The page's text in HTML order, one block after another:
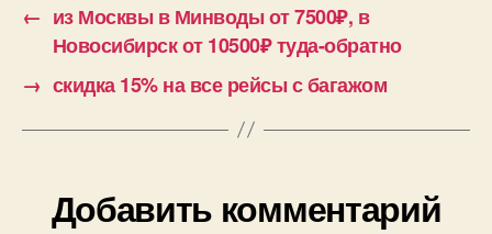
← из Москвы в Минводы от 7500₽, в
Новосибирск от 10500₽ туда-обратно
→ скидка 15% на все рейсы с багажом
Добавить комментарий